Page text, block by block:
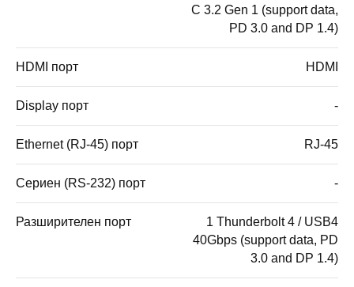
C 3.2 Gen 1 (support data,
PD 3.0 and DP 1.4)
HDMI порт HDMI
Display порт -
Ethernet (RJ-45) порт RJ-45
Сериен (RS-232) порт -
Разширителен порт
1 Thunderbolt 4 / USB4
40Gbps (support data, PD
3.0 and DP 1.4)